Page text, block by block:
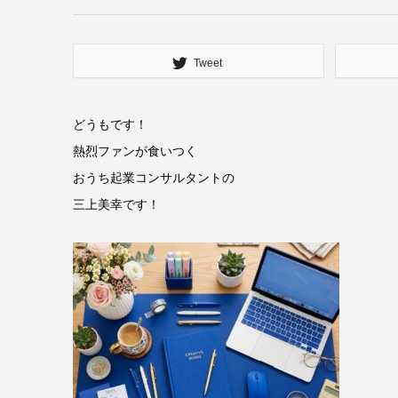
Tweet
どうもです！
熱烈ファンが食いつく
おうち起業コンサルタントの
三上美幸です！